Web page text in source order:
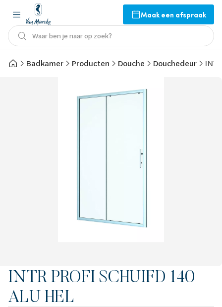
Maak een afspraak
Waar ben je naar op zoek?
Badkamer Producten Douche Douchedeur
INTR PROFI SCHUIFD 140
ALU HEL